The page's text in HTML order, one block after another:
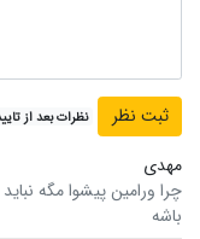
نظرات بعد از
مهدی
چرا ورامین پیشوا مگه
باشه